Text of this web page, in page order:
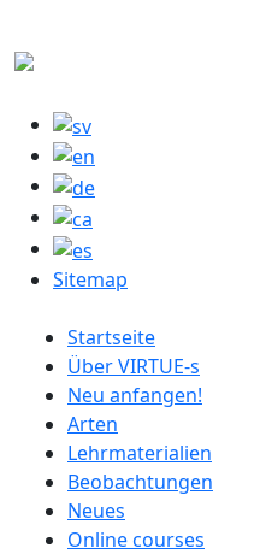
Sitemap
German menu
Startseite
Über VIRTUE-s
Neu anfangen!
Arten
Lehrmaterialien
Beobachtungen
Neues
Online courses